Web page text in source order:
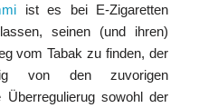
ist es bei E-Zigaretten
seinen (und ihren)
vom Tabak zu finden, der
von den zuvorigen
Überregulierug sowohl der